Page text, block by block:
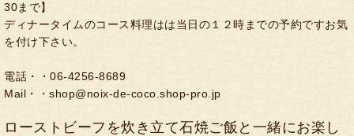
30まで】
ディナータイムのコース料理はは当日の１２時までの予約ですお気
を付け下さい。
電話・・06-4256-8689
Mail・・ shop@noix-de-coco.shop-pro.jp
ローストビーフを炊き立て石焼ご飯と一緒にお楽し